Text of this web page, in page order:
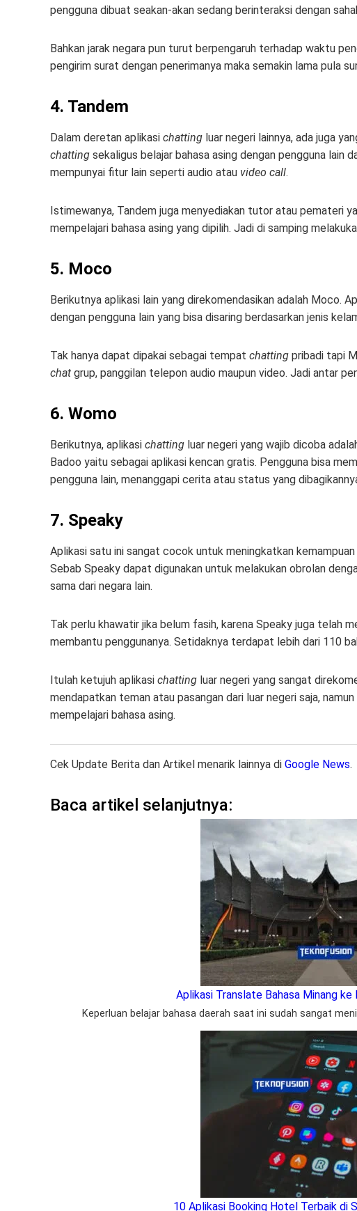
pengguna dibuat seakan-akan sedang berinteraksi dengan
Bahkan jarak negara pun turut berpengaruh terhadap waktu
pengirim surat dengan penerimanya maka semakin lama pula
4. Tandem
Dalam deretan aplikasi chatting luar negeri lainnya, ada juga
chatting sekaligus belajar bahasa asing dengan pengguna lain
mempunyai fitur lain seperti audio atau video call.
Istimewanya, Tandem juga menyediakan tutor atau pemateri
mempelajari bahasa asing yang dipilih. Jadi di samping
5. Moco
Berikutnya aplikasi lain yang direkomendasikan adalah Moco.
dengan pengguna lain yang bisa disaring berdasarkan jenis
Tak hanya dapat dipakai sebagai tempat chatting pribadi tapi
chat grup, panggilan telepon audio maupun video. Jadi antar
6. Womo
Berikutnya, aplikasi chatting luar negeri yang wajib dicoba
Badoo yaitu sebagai aplikasi kencan gratis. Pengguna bisa
pengguna lain, menanggapi cerita atau status yang
7. Speaky
Aplikasi satu ini sangat cocok untuk meningkatkan
Sebab Speaky dapat digunakan untuk melakukan obrolan
sama dari negara lain.
Tak perlu khawatir jika belum fasih, karena Speaky juga telah
membantu penggunanya. Setidaknya terdapat lebih dari 110
Itulah ketujuh aplikasi chatting luar negeri yang sangat
mendapatkan teman atau pasangan dari luar negeri saja,
mempelajari bahasa asing.
Cek Update Berita dan Artikel menarik lainnya di Google News.
Baca artikel selanjutnya:
Aplikasi Translate Bahasa Minang
Keperluan belajar bahasa daerah saat ini sudah sangat
10 Aplikasi Booking Hotel Terbaik di